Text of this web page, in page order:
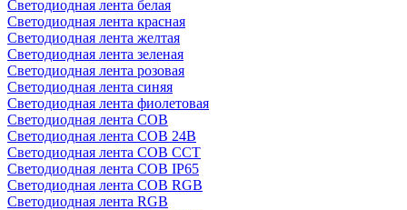
Светодиодная лента белая
Светодиодная лента красная
Светодиодная лента желтая
Светодиодная лента зеленая
Светодиодная лента розовая
Светодиодная лента синяя
Светодиодная лента фиолетовая
Светодиодная лента COB
Светодиодная лента COB 24В
Светодиодная лента COB CCT
Светодиодная лента COB IP65
Светодиодная лента COB RGB
Светодиодная лента RGB